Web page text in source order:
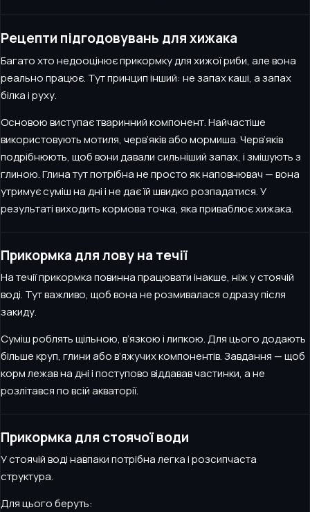
Рецепти підгодовувань для хижака
Багато хто недооцінює прикормку для хижої риби, але вона
реально працює. Тут принцип інший: не запах каші, а запах
білка і руху.
Основою виступає тваринний компонент. Найчастіше
використовують мотиля, черв’яків або мормиша. Черв’яків
подрібнюють, щоб вони давали сильніший запах, і змішують з
глиною. Глина тут потрібна не просто як наповнювач — вона
утримує суміш на дні і не дає їй швидко розпадатися. У
результаті виходить кормова точка, яка приваблює хижака.
Прикормка для лову на течії
На течії прикормка повинна працювати інакше, ніж у стоячій
воді. Тут важливо, щоб вона не розмивалася одразу після
закиду.
Суміш роблять щільною, в’язкою і липкою. Для цього додають
більше круп, глини або в’яжучих компонентів. Завдання — щоб
корм лежав на дні і поступово віддавав частинки, а не
розлітався по всій акваторії.
Прикормка для стоячої води
У стоячій воді навпаки потрібна легка і розсипчаста
структура.
Для цього беруть: